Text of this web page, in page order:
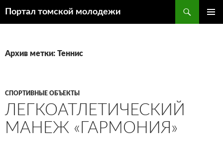
Портал томской молодежи
Архив метки: Теннис
СПОРТИВНЫЕ ОБЪЕКТЫ
ЛЕГКОАТЛЕТИЧЕСКИЙ
МАНЕЖ «ГАРМОНИЯ»